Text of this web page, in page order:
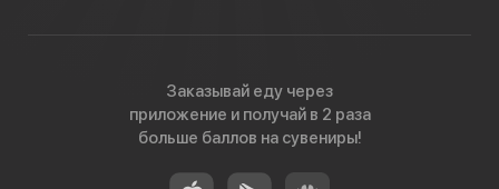
Заказывай еду через
приложение и получай в 2 раза
больше баллов на сувениры!